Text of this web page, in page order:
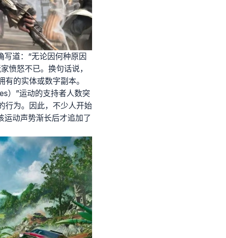
道：“无论因何种原因
愤怒不已。换句话说，
的实体或数字副本。
）”运动的支持者人数突
行为。因此，不少人开始
运动声势渐长后才追加了